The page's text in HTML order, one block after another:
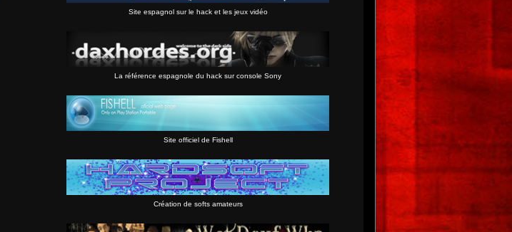
Site espagnol sur le hack et les jeux vidéo
La référence espagnole du hack sur console Sony
Site officiel de Fishell
Création de softs amateurs